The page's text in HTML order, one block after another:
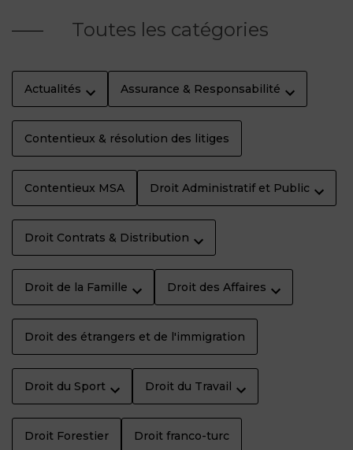
Toutes les catégories
Actualités Assurance & Responsabilité
Contentieux & résolution des litiges
Contentieux MSA Droit Administratif et Public
Droit Contrats & Distribution
Droit de la Famille Droit des Affaires
Droit des étrangers et de l'immigration
Droit du Sport Droit du Travail
Droit Forestier Droit franco-turc